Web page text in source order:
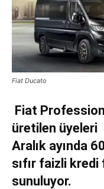
Fiat Ducato
Fiat
üretilen üyeleri
Aralık ayında
sıfır faizli kredi
sunuluyor.